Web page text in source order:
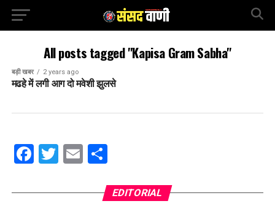
All posts tagged "Kapisa Gram Sabha"
बड़ी खबर 2 years ago
मढहे में लगी आग दो मवेशी झुलसे
Facebook
Twitter
EmailShare
EDITORIAL